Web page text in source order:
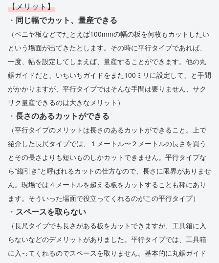
【メリット】
・ 同じ幅でカット、量産できる
（ベニヤ板などでたとえば100mmの幅の板を何枚もカットしたい
という場面が出てきたとします。その時に平行タイプであれば、
一度、幅を設定してしまえば、量産することができます。他の丸
鋸ガイドだと、いちいちガイドをまた100ミリに設定して、と手間
がかかりますが、平行タイプではそんな手間は要りません、サク
サク量産できるのは大きなメリット）
・ 長さのあるカットができる
（平行タイプのメリットは長さのあるカットができること。上で
紹介した長尺タイプでは、１メートル〜２メートルの長さを買う
とその長さよりも短いものしかカットできません。平行タイプな
ら”縦引き”と呼ばれるカットの仕方なので、長さに限界がありませ
ん。現場では４メートルを超える板をカットすることも稀にあり
ます。そういった場面で役立ってくれるのがこの平行タイプ）
・ スペースを取らない
（長尺タイプでも長さがある板をカットできますが、工具箱に入
らないなどのデメリットがありました。平行タイプでは、工具箱
に入ってくれるのでスペースを取りません。基本的に丸鋸ガイド